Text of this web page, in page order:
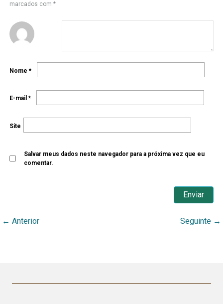
marcados com *
Nome *
E-mail *
Site
Salvar meus dados neste navegador para a próxima vez que eu
comentar.
← Anterior Seguinte →